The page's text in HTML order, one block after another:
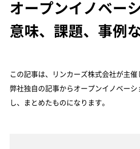
オープンイノベー
意味、課題、事例
この記事は、リンカーズ株式会社が主催
弊社独自の記事からオープンイノベー
し、まとめたものになります。